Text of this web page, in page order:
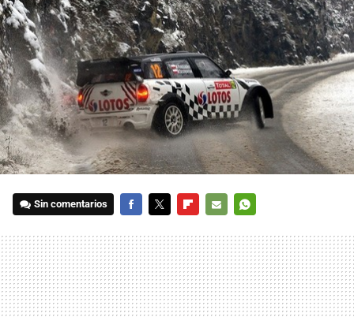
Sin comentarios
MAIL